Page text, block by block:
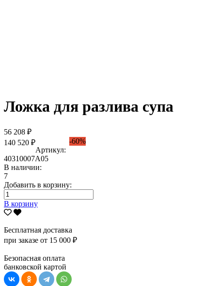
Ложка для разлива супа
56 208 ₽
140 520 ₽
-60%
Артикул:
40310007А05
В наличии:
7
Добавить в корзину:
В корзину
Бесплатная доставка
при заказе от 15 000 ₽
Безопасная оплата
банковской картой